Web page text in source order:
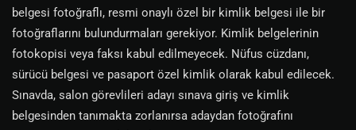
belgesi fotoğraflı, resmi onaylı özel bir kimlik belgesi ile bir
fotoğraflarını bulundurmaları gerekiyor. Kimlik belgelerinin
fotokopisi veya faksı kabul edilmeyecek. Nüfus cüzdanı,
sürücü belgesi ve pasaport özel kimlik olarak kabul edilecek.
Sınavda, salon görevlileri adayı sınava giriş ve kimlik
belgesinden tanımakta zorlanırsa adaydan fotoğrafını